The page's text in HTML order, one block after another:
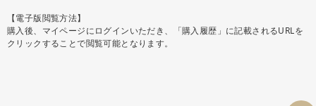
【電子版閲覧方法】
購入後、マイページにログインいただき、「購入履歴」に記載されるURLを
クリックすることで閲覧可能となります。